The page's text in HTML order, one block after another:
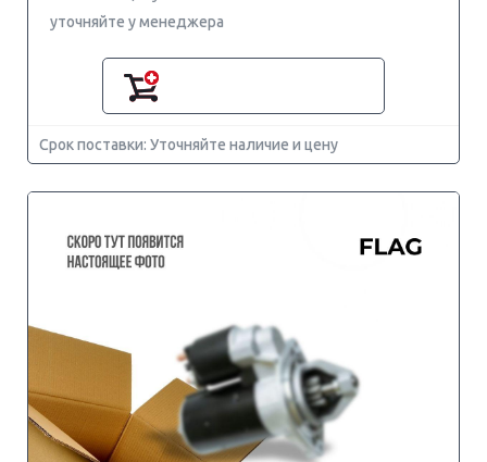
уточняйте у менеджера
Срок поставки: Уточняйте наличие и цену